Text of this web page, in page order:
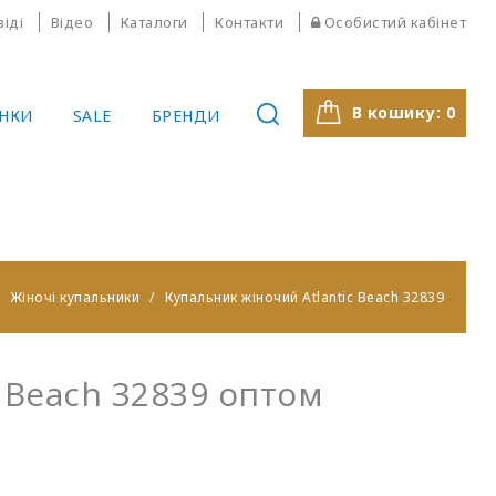
Відео Каталоги Контакти Особистий кабінет
В кошику: 0
SALE БРЕНДИ
Жіночі купальники Купальник жіночий Atlantic Beach 32839
32839 оптом